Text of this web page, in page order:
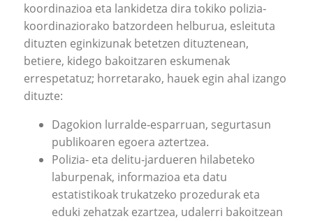
koordinazioa eta lankidetza dira tokiko polizia‐
koordinaziorako batzordeen helburua, esleituta
dituzten eginkizunak betetzen dituztenean,
betiere, kidego bakoitzaren eskumenak
errespetatuz; horretarako, hauek egin ahal izango
dituzte:
Dagokion lurralde‐esparruan, segurtasun
publikoaren egoera aztertzea.
Polizia‐ eta delitu‐jardueren hilabeteko
laburpenak, informazioa eta datu
estatistikoak trukatzeko prozedurak eta
eduki zehatzak ezartzea, udalerri bakoitzean